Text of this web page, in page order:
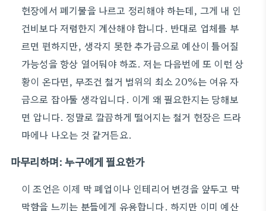
현장에서 폐기물을 나르고 정리해야 하는데, 그게 내 인
건비보다 저렴한지 계산해야 합니다. 반대로 업체를 부
르면 편하지만, 생각지 못한 추가금으로 예산이 틀어질
가능성을 항상 열어둬야 하죠. 저는 다음번에 또 이런 상
황이 온다면, 무조건 철거 범위의 최소 20%는 여유 자
금으로 잡아둘 생각입니다. 이게 왜 필요한지는 당해보
면 압니다. 정말로 깔끔하게 떨어지는 철거 현장은 드라
마에나 나오는 것 같거든요.
마무리하며: 누구에게 필요한가
이 조언은 이제 막 폐업이나 인테리어 변경을 앞두고 막
막함을 느끼는 분들에게 유용합니다. 하지만 이미 예산